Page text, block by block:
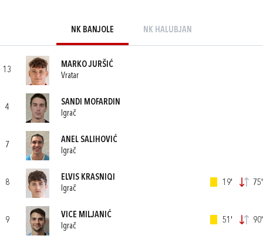
NK BANJOLE NK HALUBJAN
13
MARKO JURŠIĆ
Vratar
4
SANDI MOFARDIN
Igrač
7
ANEL SALIHOVIĆ
Igrač
8
ELVIS KRASNIQI
Igrač
19' 75'
9
VICE MILJANIĆ
Igrač
51' 90'